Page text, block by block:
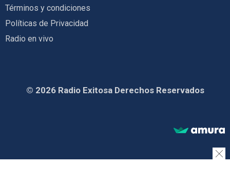
Términos y condiciones
Políticas de Privacidad
Radio en vivo
© 2026 Radio Exitosa Derechos Reservados